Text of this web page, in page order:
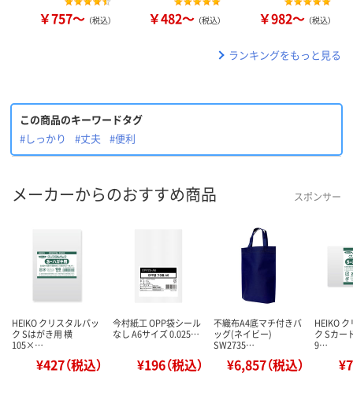
￥757～ （税込） ￥482～ （税込） ￥982～ （税込）
ランキングをもっと見る
この商品のキーワードタグ
#しっかり
#丈夫 #便利
メーカーからのおすすめ商品 スポンサー
HEIKO クリスタルパッ
ク Sはがき用 横
105×…
¥427（税込）
今村紙工 OPP袋シール
なし A6サイズ 0.025…
¥196（税込）
不織布A4底マチ付きバ
ッグ(ネイビー)
SW2735…
¥6,857（税込）
HEIKO
ク Sカー
9…